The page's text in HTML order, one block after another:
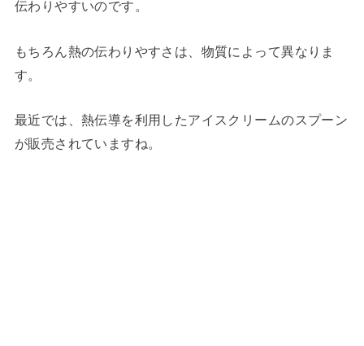
伝わりやすいのです。
もちろん熱の伝わりやすさは、物質によって異なりま
す。
最近では、熱伝導を利用したアイスクリームのスプーン
が販売されていますね。